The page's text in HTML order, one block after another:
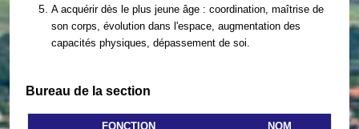
A acquérir dès le plus jeune âge : coordination, maîtrise de
son corps, évolution dans l'espace, augmentation des
capacités physiques, dépassement de soi.
Bureau de la section
FONCTION NOM